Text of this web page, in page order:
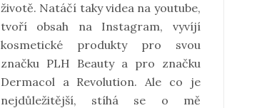
životě. Natáčí taky videa na youtube,
tvoří obsah na Instagram, vyvíjí
kosmetické produkty pro svou
značku PLH Beauty a pro značku
Dermacol a Revolution. Ale co je
nejdůležitější, stíhá se o mě